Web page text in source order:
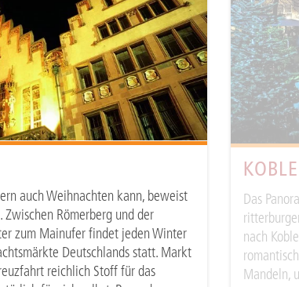
auch Weihnachten kann, beweist
Römerberg und der
zum Mainufer findet jeden Winter
Deutschlands statt. Markt
reichlich Stoff für das
Das
nach
Mandeln,